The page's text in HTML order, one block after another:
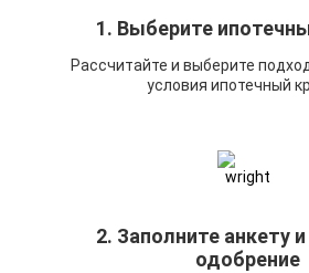
1. Выберите
Рассчитайте и выберите
условия ипотечный
2. Заполните анкету
одобрение